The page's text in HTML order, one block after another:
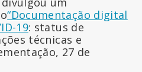
“Documentação digital
19: status de
técnicas e
27 de